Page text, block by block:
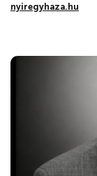
nyiregyhaza.hu